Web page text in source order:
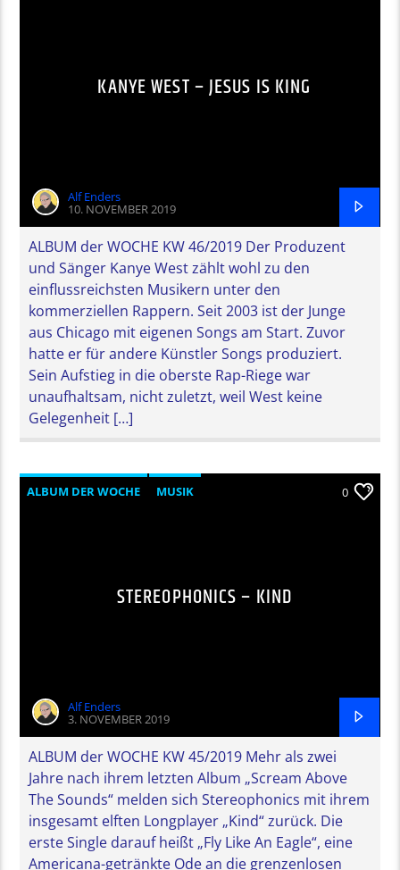
KANYE WEST – JESUS IS KING
Alf Enders
10. NOVEMBER 2019
ALBUM der WOCHE KW 46/2019 Der Produzent
und Sänger Kanye West zählt wohl zu den
einflussreichsten Musikern unter den
kommerziellen Rappern. Seit 2003 ist der Junge
aus Chicago mit eigenen Songs am Start. Zuvor
hatte er für andere Künstler Songs produziert.
Sein Aufstieg in die oberste Rap-Riege war
unaufhaltsam, nicht zuletzt, weil West keine
Gelegenheit […]
ALBUM DER WOCHE MUSIK 0
STEREOPHONICS – KIND
Alf Enders
3. NOVEMBER 2019
ALBUM der WOCHE KW 45/2019 Mehr als zwei
Jahre nach ihrem letzten Album „Scream Above
The Sounds“ melden sich Stereophonics mit ihrem
insgesamt elften Longplayer „Kind“ zurück. Die
erste Single darauf heißt „Fly Like An Eagle“, eine
Americana-getränkte Ode an die grenzenlosen